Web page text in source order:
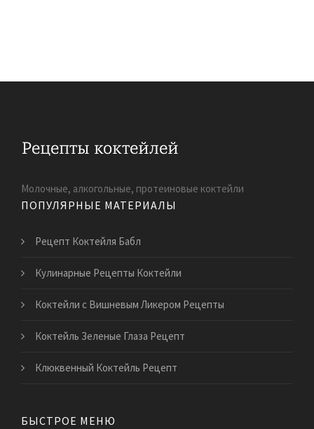
Молочные, алкогольные, протеиновые коктейли
ПОПУЛЯРНЫЕ МАТЕРИАЛЫ
Рецепт Коктейля Бабл
Кулинарные Рецепты Коктейли
Коктейли с Вишневым Ликером Рецепты
Коктейль Зеленые Глаза Рецепт
Клюквенный Коктейль Рецепт
БЫСТРОЕ МЕНЮ